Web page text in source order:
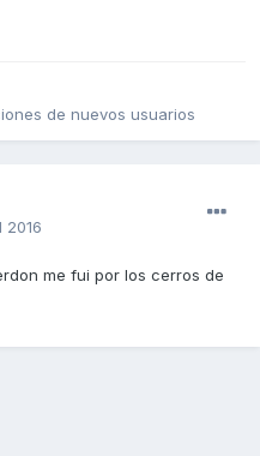
de nuevos usuarios
2016
me fui por los cerros de